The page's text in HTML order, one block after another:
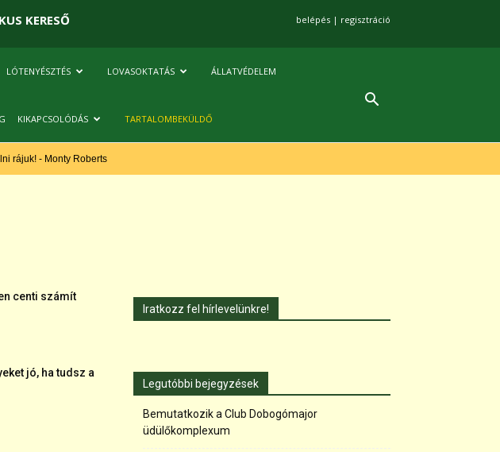
KERESŐ belépés | regisztráció
LÓTENYÉSZTÉS LOVASOKTATÁS ÁLLATVÉDELEM
KIKAPCSOLÓDÁS TARTALOMBEKÜLDŐ
rájuk! - Monty Roberts
centi számít
jó, ha tudsz a
Iratkozz fel hírlevelünkre!
Legutóbbi bejegyzések
Bemutatkozik a Club Dobogómajor
üdülőkomplexum